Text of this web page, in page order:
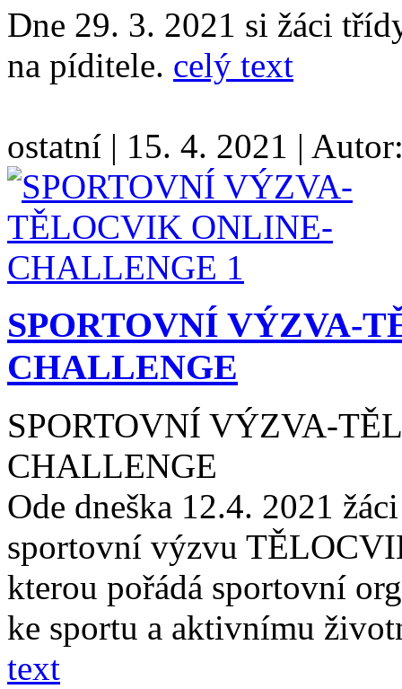
Dne 29. 3. 2021 si žáci
na píditele. celý text
ostatní | 15. 4. 2021 |
SPORTOVNÍ VÝZVA-
CHALLENGE
SPORTOVNÍ VÝZVA-
CHALLENGE
Ode dneška 12.4. 2021
sportovní výzvu
kterou pořádá sportovní
ke sportu a aktivnímu
text